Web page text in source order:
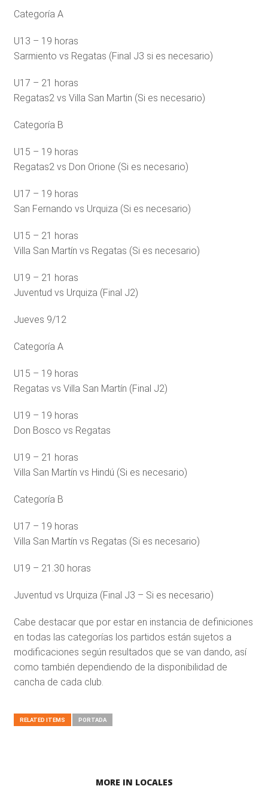
Categoría A
U13 – 19 horas
Sarmiento vs Regatas (Final J3 si es necesario)
U17 – 21 horas
Regatas2 vs Villa San Martin (Si es necesario)
Categoría B
U15 – 19 horas
Regatas2 vs Don Orione (Si es necesario)
U17 – 19 horas
San Fernando vs Urquiza (Si es necesario)
U15 – 21 horas
Villa San Martín vs Regatas (Si es necesario)
U19 – 21 horas
Juventud vs Urquiza (Final J2)
Jueves 9/12
Categoría A
U15 – 19 horas
Regatas vs Villa San Martín (Final J2)
U19 – 19 horas
Don Bosco vs Regatas
U19 – 21 horas
Villa San Martín vs Hindú (Si es necesario)
Categoría B
U17 – 19 horas
Villa San Martín vs Regatas (Si es necesario)
U19 – 21.30 horas
Juventud vs Urquiza (Final J3 – Si es necesario)
Cabe destacar que por estar en instancia de definiciones
en todas las categorías los partidos están sujetos a
modificaciones según resultados que se van dando, así
como también dependiendo de la disponibilidad de
cancha de cada club.
RELATED ITEMS PORTADA
MORE IN LOCALES